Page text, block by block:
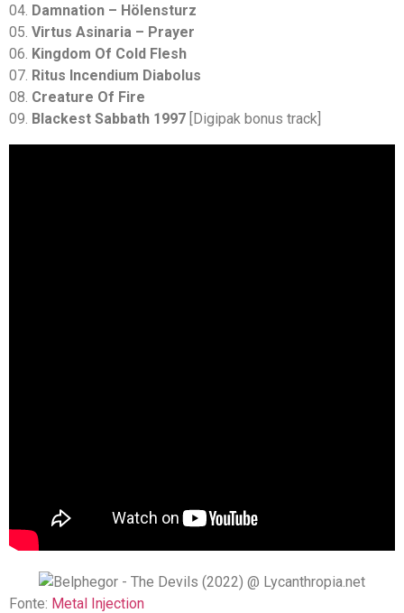
04. Damnation – Hölensturz
05. Virtus Asinaria – Prayer
06. Kingdom Of Cold Flesh
07. Ritus Incendium Diabolus
08. Creature Of Fire
09. Blackest Sabbath 1997 [Digipak bonus track]
Fonte: Metal Injection